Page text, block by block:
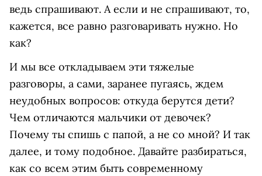
ведь спрашивают. А если и не спрашивают, то,
кажется, все равно разговаривать нужно. Но
как?
И мы все откладываем эти тяжелые
разговоры, а сами, заранее пугаясь, ждем
неудобных вопросов: откуда берутся дети?
Чем отличаются мальчики от девочек?
Почему ты спишь с папой, а не со мной? И так
далее, и тому подобное. Давайте разбираться,
как со всем этим быть современному